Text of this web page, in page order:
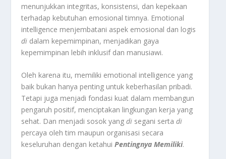
menunjukkan integritas, konsistensi, dan kepekaan
terhadap kebutuhan emosional timnya. Emotional
intelligence menjembatani aspek emosional dan logis
di dalam kepemimpinan, menjadikan gaya
kepemimpinan lebih inklusif dan manusiawi.
Oleh karena itu, memiliki emotional intelligence yang
baik bukan hanya penting untuk keberhasilan pribadi.
Tetapi juga menjadi fondasi kuat dalam membangun
pengaruh positif, menciptakan lingkungan kerja yang
sehat. Dan menjadi sosok yangdi segani sertadi
percaya oleh tim maupun organisasi secara
keseluruhan dengan ketahuiPentingnya Memiliki.